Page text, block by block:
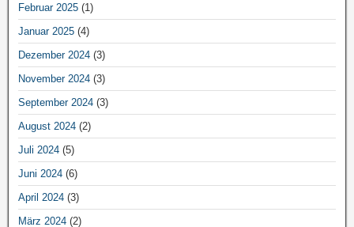
Februar 2025 (1)
Januar 2025 (4)
Dezember 2024 (3)
November 2024 (3)
September 2024 (3)
August 2024 (2)
Juli 2024 (5)
Juni 2024 (6)
April 2024 (3)
März 2024 (2)